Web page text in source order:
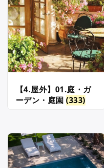
【4.屋外】01.庭・ガ
ーデン・庭園(333)